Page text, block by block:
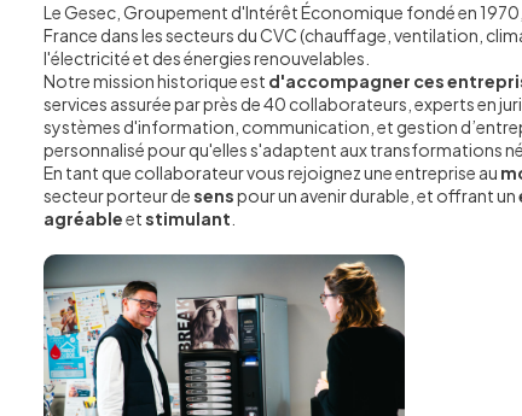
Le Gesec, Groupement d'Intérêt Économique fondé en
France dans les secteurs du CVC (chauffage, ventilation,
l'électricité et des énergies renouvelables.
Notre mission historique est d'accompagner ces
services assurée par près de 40 collaborateurs, experts en
systèmes d'information, communication, et gestion
personnalisé pour qu'elles s'adaptent aux transformations
En tant que collaborateur vous rejoignez une entreprise au
secteur porteur desenspour un avenir durable, et offrant un
agréableetstimulant